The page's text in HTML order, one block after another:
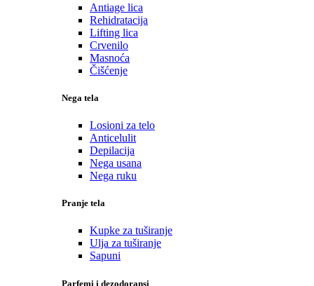
Antiage lica
Rehidratacija
Lifting lica
Crvenilo
Masnoća
Čišćenje
Nega tela
Losioni za telo
Anticelulit
Depilacija
Nega usana
Nega ruku
Pranje tela
Kupke za tuširanje
Ulja za tuširanje
Sapuni
Parfemi i dezodoransi